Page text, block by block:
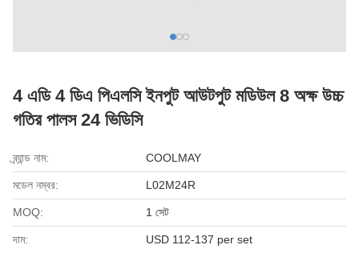
4 এডি 4 ডিএ পিএলসি ইনপুট আউটপুট মডিউল 8 অক্ষ উচ্চ
গতির পালস 24 ভিডিসি
ব্র্যান্ড নাম: COOLMAY
মডেল নম্বর: L02M24R
MOQ: 1 সেট
দাম: USD 112-137 per set